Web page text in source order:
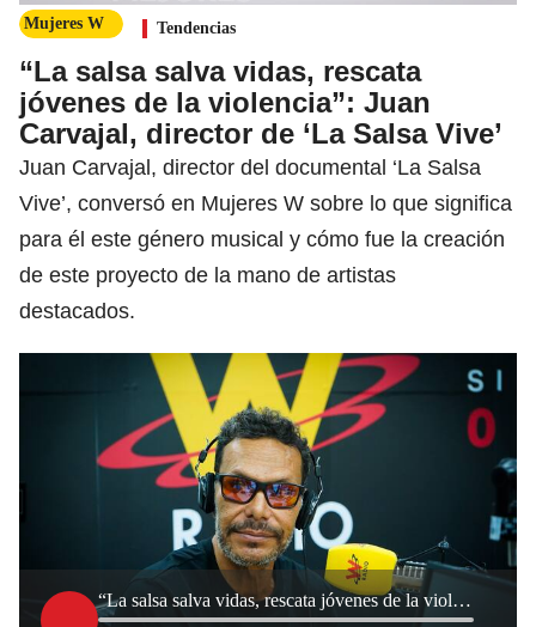
Mujeres W Tendencias
“La salsa salva vidas, rescata
jóvenes de la violencia”: Juan
Carvajal, director de ‘La Salsa Vive’
Juan Carvajal, director del documental ‘La Salsa
Vive’, conversó en Mujeres W sobre lo que significa
para él este género musical y cómo fue la creación
de este proyecto de la mano de artistas
destacados.
“La salsa salva vidas, rescata jóvenes de la violencia”: Juan Carvajal, director de ‘La Salsa Vive’